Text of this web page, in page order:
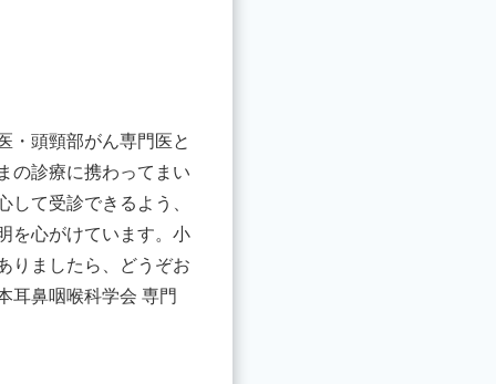
・頭頸部がん専門医と
の診療に携わってまい
して受診できるよう、
を心がけています。小
りましたら、どうぞお
耳鼻咽喉科学会 専門